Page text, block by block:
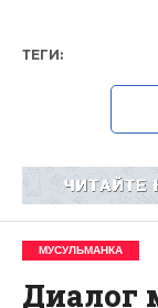
ТЕГИ:
МУСУЛЬМАНКА
Диалог